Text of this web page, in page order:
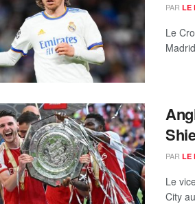
PAR LE
Le
PAR LE
Le
City